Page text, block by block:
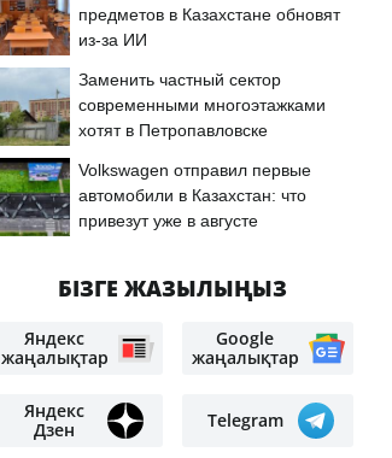
предметов в Казахстане обновят
из-за ИИ
Заменить частный сектор
современными многоэтажками
хотят в Петропавловске
Volkswagen отправил первые
автомобили в Казахстан: что
привезут уже в августе
БІЗГЕ ЖАЗЫЛЫҢЫЗ
Яндекс
жаңалықтар
Google
жаңалықтар
Яндекс
Дзен
Telegram